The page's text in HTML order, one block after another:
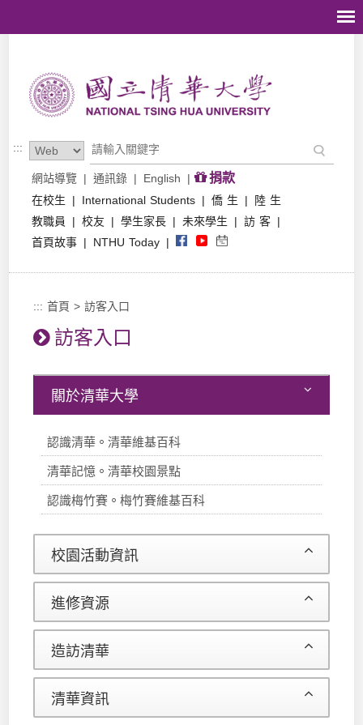
:::
網站導覽 | 通訊錄 | English | 捐款
在校生 | International Students | 僑 生 |
陸 生
教職員
| 校友 | 學生家長 | 未來學生 | 訪 客 |
首頁故事 | NTHU Today |
::: 首頁 > 訪客入口
訪客入口
關於清華大學
認識清華 。清華維基百科
清華記憶 。清華校園景點
認識梅竹賽 。梅竹賽維基百科
校園活動資訊
進修資源
造訪清華
清華資訊